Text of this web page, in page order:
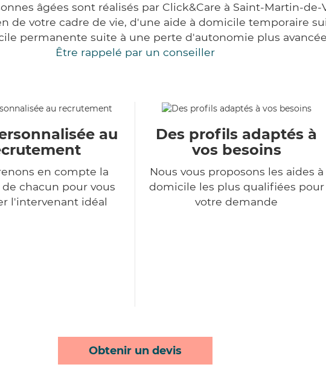
âgées sont réalisés par Click&Care à Saint-Martin-de-
de votre cadre de vie, d'une aide à domicile temporaire
permanente suite à une perte d'autonomie plus
Être rappelé par un conseiller
au
en compte la
chacun pour vous
l'intervenant idéal
Des profils adaptés à
vos besoins
Nous vous proposons les aides à
domicile les plus qualifiées pour
votre demande
Obtenir un devis